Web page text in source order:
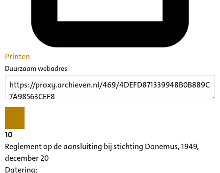
Printen
Duurzaam webadres
10
Reglement op de aansluiting bij stichting Donemus, 1949,
december 20
Datering: